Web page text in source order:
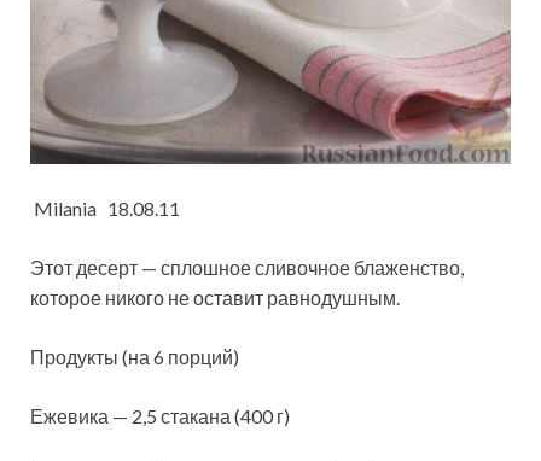
Milania 18.08.11
Этот десерт — сплошное сливочное блаженство,
которое никого не оставит равнодушным.
Продукты (на 6 порций)
Ежевика — 2,5 стакана (400 г)